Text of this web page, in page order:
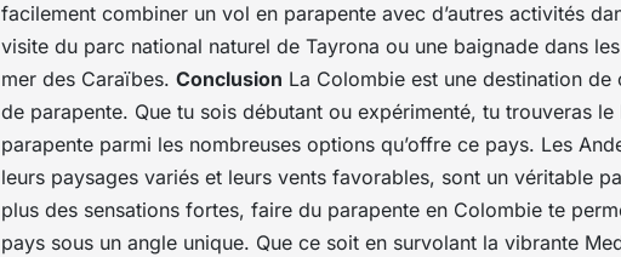
facilement combiner un vol en parapente avec d’autres activités
visite du parc national naturel de Tayrona ou une baignade dans
mer des Caraïbes. Conclusion La Colombie est une destination de
de parapente. Que tu sois débutant ou expérimenté, tu trouveras
parapente parmi les nombreuses options qu’offre ce pays. Les
leurs paysages variés et leurs vents favorables, sont un véritable
plus des sensations fortes, faire du parapente en Colombie te
pays sous un angle unique. Que ce soit en survolant la vibrante